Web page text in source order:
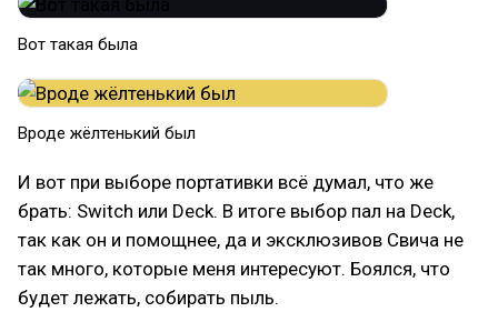
Вот такая была
Вроде жёлтенький был
И вот при выборе портативки всё думал, что же
брать: Switch или Deck. В итоге выбор пал на Deck,
так как он и помощнее, да и эксклюзивов Свича не
так много, которые меня интересуют. Боялся, что
будет лежать, собирать пыль.